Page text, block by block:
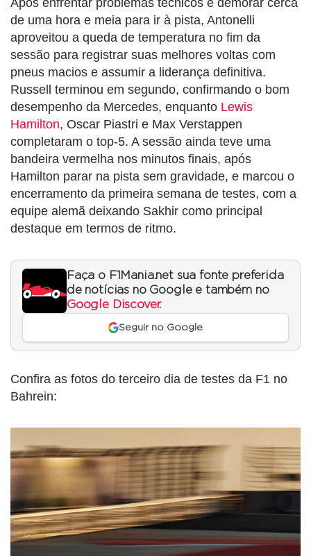
de uma hora e meia para ir à pista, Antonelli
aproveitou a queda de temperatura no fim da
sessão para registrar suas melhores voltas com
pneus macios e assumir a liderança definitiva.
Russell terminou em segundo, confirmando o bom
desempenho da Mercedes, enquanto Lewis
Hamilton, Oscar Piastri e Max Verstappen
completaram o top-5. A sessão ainda teve uma
bandeira vermelha nos minutos finais, após
Hamilton parar na pista sem gravidade, e marcou o
encerramento da primeira semana de testes, com a
equipe alemã deixando Sakhir como principal
destaque em termos de ritmo.
Faça o F1Mania.net sua fonte preferida
de notícias no Google e também no
Google Discover.
Seguir no Google
Confira as fotos do terceiro dia de testes da F1 no
Bahrein: